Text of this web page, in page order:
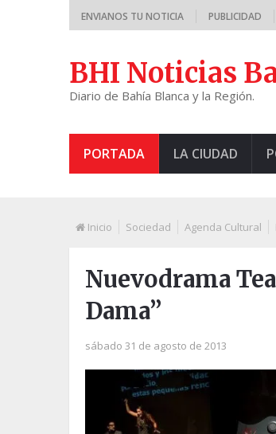
ENVIANOS TU NOTICIA PUBLICIDAD
BHI Noticias
Diario de Bahía Blanca y la Región.
PORTADA LA CIUDAD
Inicio Sociedad Agenda Cultural
Nuevodrama
Dama”
sábado 31 de agosto de 2013